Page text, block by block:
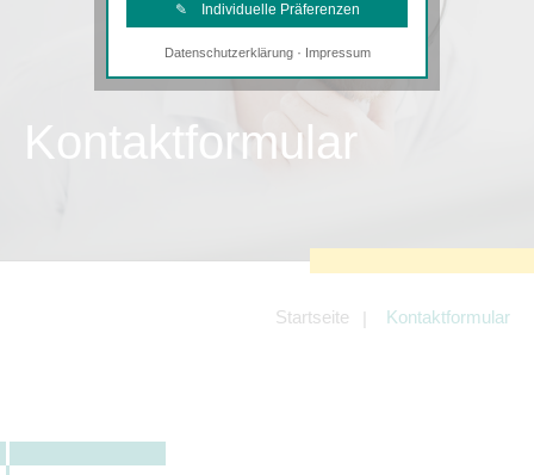
Kontaktformular
Startseite Kontaktformular
✎ Individuelle Präferenzen
Notwendige Cookies
Diese Cookies sind erforderlich, um die
Tracking- und Targeting-Cookies
Angebotes einschließlich der
Angeboten von z.B. Facebook und
Datenschutzerklärung· Impressum